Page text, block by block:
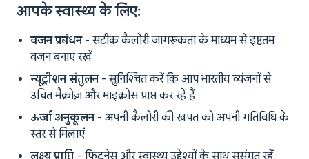
आपके स्वास्थ्य के लिए:
वजन प्रबंधन- सटीक कैलोरी जागरूकता के माध्यम से इष्टतम
वजन बनाए रखें
न्यूट्रीशन संतुलन- सुनिश्चित करें कि आप भारतीय व्यंजनों से
उचित मैक्रोज़ और माइक्रोस प्राप्त कर रहे हैं
ऊर्जा अनुकूलन- अपनी कैलोरी की खपत को अपनी गतिविधि के
स्तर से मिलाएं